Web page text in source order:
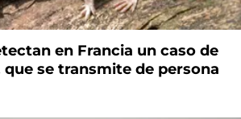
en Francia un caso de
que se transmite de persona